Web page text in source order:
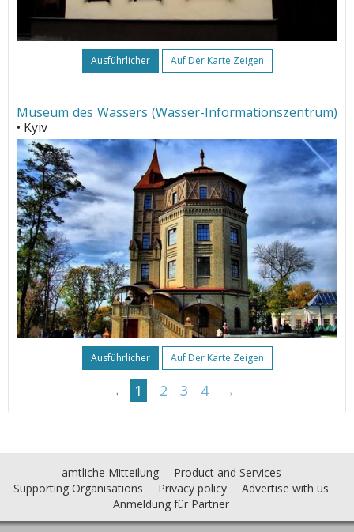
Ausführlicher Auf Der Karte Zeigen
Museum des Wassers (Wasser-Informationszentrum)
• Kyiv
Ausführlicher Auf Der Karte Zeigen
← 1 2 3 4 →
amtliche Mitteilung
Product and Services
Supporting Organisations
Privacy policy
Advertise with us
Anmeldung für Partner